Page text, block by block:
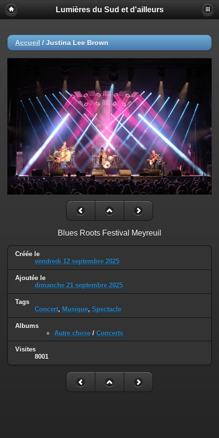
Lumières du Sud et d'ailleurs
Accueil / Justina Lee Brown
Blues Roots Festival Meyreuil
Créée le
vendredi 12 septembre 2025
Ajoutée le
dimanche 21 septembre 2025
Tags
Concert, Musique, Spectacle
Albums
Autre chose / Concerts
Visites
8001